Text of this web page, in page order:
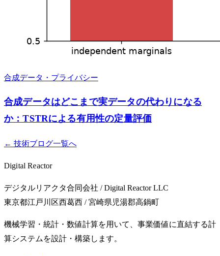
合成データ・プライバシー
合成データはどこまで実データの代わりになる
か：TSTRによる有用性の定量評価
← 技術ブログ一覧へ
Digital Reactor
デジタルリアクタ合同会社 / Digital Reactor LLC
東京都江戸川区西葛西 / 宮崎県児湯郡高鍋町
機械学習・統計・数値計算を用いて、事業価値に直結する計
算システムを設計・構築します。